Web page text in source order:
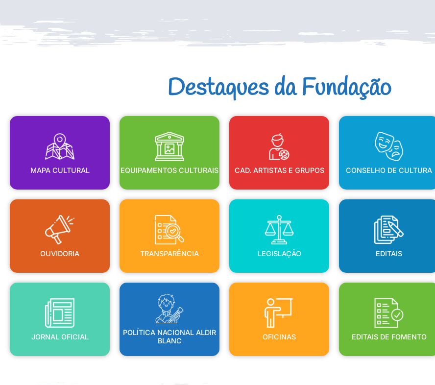
Destaques da Fundação
MAPA CULTURAL
MAPA CULTURAL
EQUIPAMENTOS CULTURAIS
EQUIPAMENTOS CULTURAIS
CAD. ARTISTAS E GRUPOS
CAD. ARTISTAS E GRUPOS
CONSELHO DE CULTURA
CONSELHO DE CULTURA
OUVIDORIA
OUVIDORIA
TRANSPARÊNCIA
TRANSPARÊNCIA
LEGISLAÇÃO
LEGISLAÇÃO
EDITAIS
EDITAIS
JORNAL OFICIAL
JORNAL OFICIAL
POLÍTICA NACIONAL ALDIR
BLANC
POLÍTICA NACIONAL ALDIR
BLANC
OFICINAS
OFICINAS
EDITAIS DE FOMENTO
EDITAIS DE FOMENTO